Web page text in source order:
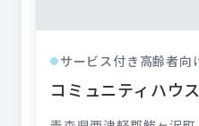
● サービス付き高齢者向
コミュニティハウ